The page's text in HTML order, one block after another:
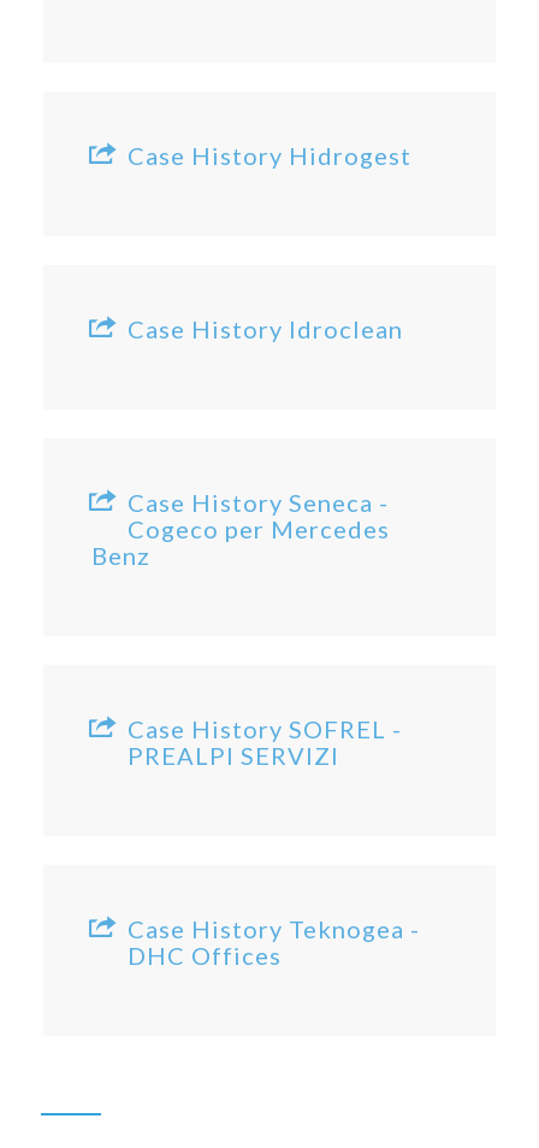
Case History Hidrogest
Case History Idroclean
Case History Seneca -
Cogeco per Mercedes
Benz
Case History SOFREL -
PREALPI SERVIZI
Case History Teknogea -
DHC Offices